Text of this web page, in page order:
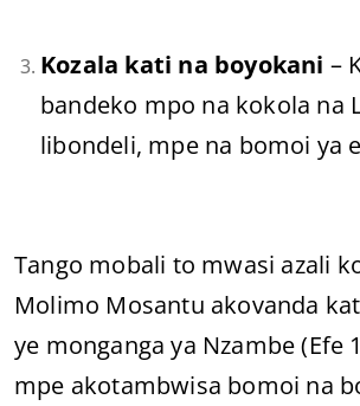
Kozala kati na boyokani –
bandeko mpo na kokola na
libondeli, mpe na bomoi ya
Tango mobali to mwasi azali
Molimo Mosantu akovanda
ye monganga ya Nzambe (Efe
mpe akotambwisa bomoi na